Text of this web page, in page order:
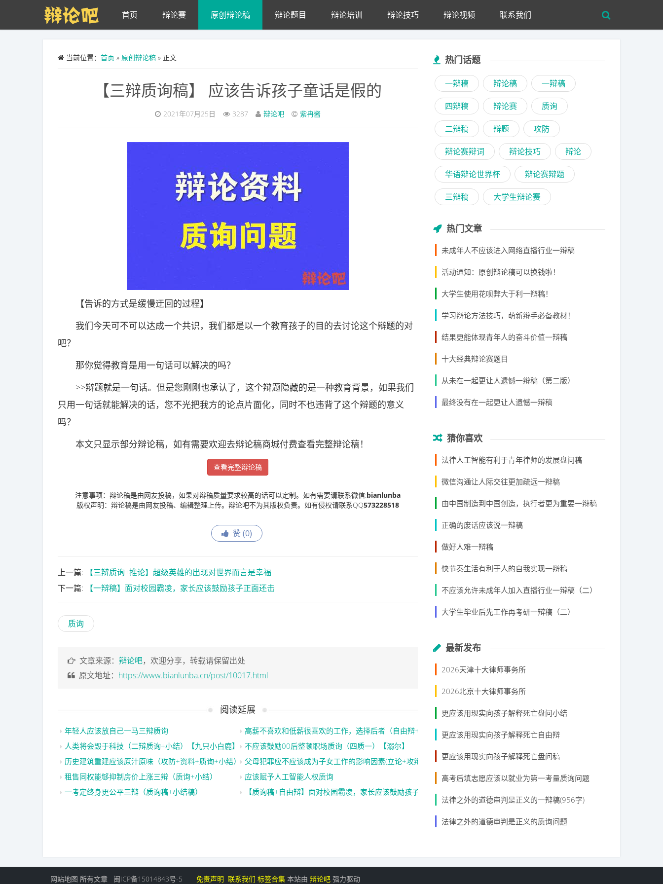
Skip to main content
首页 辩论赛 原创辩论稿 辩论题目 辩论培训 辩论技巧 辩论视频 联系我们
当前位置： 首页 » 原创辩论稿 » 正文
【三辩质询稿】 应该告诉孩子童话是假的
2021年07月25日 3287 辩论吧 紫冉酱
【告诉的方式是缓慢迂回的过程】
我们今天可不可以达成一个共识，我们都是以一个教育孩子的目的去讨论这个辩题的对
吧？
那你觉得教育是用一句话可以解决的吗？
>>辩题就是一句话。但是您刚刚也承认了，这个辩题隐藏的是一种教育背景，如果我们
只用一句话就能解决的话，您不光把我方的论点片面化，同时不也违背了这个辩题的意义
吗？
本文只显示部分辩论稿，如有需要欢迎去辩论稿商城付费查看完整辩论稿！
查看完整辩论稿
注意事项：辩论稿是由网友投稿，如果对辩稿质量要求较高的话可以定制。如有需要请联系微信:bianlunba
版权声明：辩论稿是由网友投稿、编辑整理上传。辩论吧不为其版权负责。如有侵权请联系QQ573228518
赞 (0)
上一篇:
【三辩质询+推论】超级英雄的出现对世界而言是幸福
下一篇:
【一辩稿】面对校园霸凌，家长应该鼓励孩子正面还击
质询
文章来源： 辩论吧，欢迎分享，转载请保留出处
原文地址： https://www.bianlunba.cn/post/10017.html
阅读延展
年轻人应该放自己一马三辩质询
高薪不喜欢和低薪很喜欢的工作，选择后者（自由辩+奇袭质询）【顾北】
人类将会毁于科技（二辩质询+小结）【九只小白鹿】
不应该鼓励00后整顿职场质询（四质一）【溺尔】
历史建筑重建应该原汁原味（攻防+资料+质询+小结） 父母犯罪应不应该成为子女工作的影响因素(立论+攻辩和质询+自由辩论+总结陈词)
租售同权能够抑制房价上涨三辩（质询+小结）
应该赋予人工智能人权质询
一考定终身更公平三辩（质询稿+小结稿）
【质询稿+自由辩】面对校园霸凌，家长应该鼓励孩子正面还击
热门话题
一辩稿 辩论稿 一辩稿
四辩稿 辩论赛 质询
二辩稿 辩题 攻防
辩论赛辩词 辩论技巧 辩论
华语辩论世界杯 辩论赛辩题
三辩稿 大学生辩论赛
热门文章
未成年人不应该进入网络直播行业一辩稿
活动通知：原创辩论稿可以换钱啦！
大学生使用花呗弊大于利一辩稿！
学习辩论方法技巧，萌新辩手必备教材！
结果更能体现青年人的奋斗价值一辩稿
十大经典辩论赛题目
从未在一起更让人遗憾一辩稿（第二版）
最终没有在一起更让人遗憾一辩稿
猜你喜欢
法律人工智能有利于青年律师的发展盘问稿
微信沟通让人际交往更加疏远一辩稿
由中国制造到中国创造，执行者更为重要一辩稿
正确的废话应该说一辩稿
做好人难一辩稿
快节奏生活有利于人的自我实现一辩稿
不应该允许未成年人加入直播行业一辩稿（二）
大学生毕业后先工作再考研一辩稿（二）
最新发布
2026天津十大律师事务所
2026北京十大律师事务所
更应该用现实向孩子解释死亡盘问小结
更应该用现实向孩子解释死亡自由辩
更应该用现实向孩子解释死亡盘问稿
高考后填志愿应该以就业为第一考量质询问题
法律之外的道德审判是正义的一辩稿(956字)
法律之外的道德审判是正义的质询问题
网站地图 所有文章 闽ICP备15014843号-5 免责声明 联系我们 标签合集 本站由 辩论吧 强力驱动